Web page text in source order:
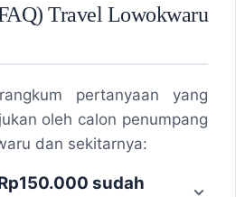
Travel Lowokwaru
pertanyaan yang
oleh calon penumpang
dan sekitarnya:
sudah